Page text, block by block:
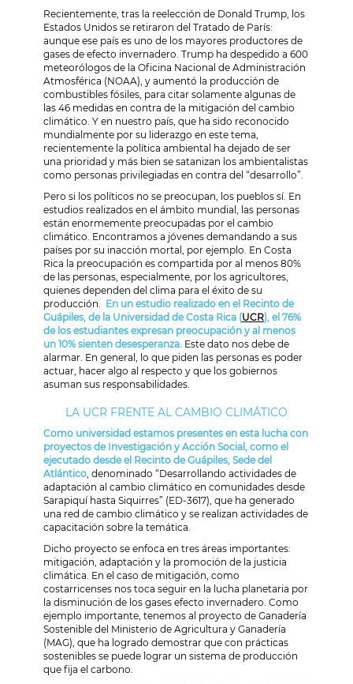
Recientemente, tras la reelección de Donald Trump, los
Estados Unidos se retiraron del Tratado de París:
aunque ese país es uno de los mayores productores de
gases de efecto invernadero. Trump ha despedido a 600
meteorólogos de la Oficina Nacional de Administración
Atmosférica (NOAA), y aumentó la producción de
combustibles fósiles, para citar solamente algunas de
las 46 medidas en contra de la mitigación del cambio
climático. Y en nuestro país, que ha sido reconocido
mundialmente por su liderazgo en este tema,
recientemente la política ambiental ha dejado de ser
una prioridad y más bien se satanizan los ambientalistas
como personas privilegiadas en contra del “desarrollo”.
Pero si los políticos no se preocupan, los pueblos sí. En
estudios realizados en el ámbito mundial, las personas
están enormemente preocupadas por el cambio
climático. Encontramos a jóvenes demandando a sus
países por su inacción mortal, por ejemplo. En Costa
Rica la preocupación es compartida por al menos 80%
de las personas, especialmente, por los agricultores,
quienes dependen del clima para el éxito de su
producción. En un estudio realizado en el Recinto de
Guápiles, de la Universidad de Costa Rica (UCR), el 76%
de los estudiantes expresan preocupación y al menos
un 10% sienten desesperanza. Este dato nos debe de
alarmar. En general, lo que piden las personas es poder
actuar, hacer algo al respecto y que los gobiernos
asuman sus responsabilidades.
LA UCR FRENTE AL CAMBIO CLIMÁTICO
Como universidad estamos presentes en esta lucha con
proyectos de Investigación y Acción Social, como el
ejecutado desde el Recinto de Guápiles, Sede del
Atlántico, denominado “Desarrollando actividades de
adaptación al cambio climático en comunidades desde
Sarapiquí hasta Siquirres” (ED-3617), que ha generado
una red de cambio climático y se realizan actividades de
capacitación sobre la temática.
Dicho proyecto se enfoca en tres áreas importantes:
mitigación, adaptación y la promoción de la justicia
climática. En el caso de mitigación, como
costarricenses nos toca seguir en la lucha planetaria por
la disminución de los gases efecto invernadero. Como
ejemplo importante, tenemos al proyecto de Ganadería
Sostenible del Ministerio de Agricultura y Ganadería
(MAG), que ha logrado demostrar que con prácticas
sostenibles se puede lograr un sistema de producción
que fija el carbono.